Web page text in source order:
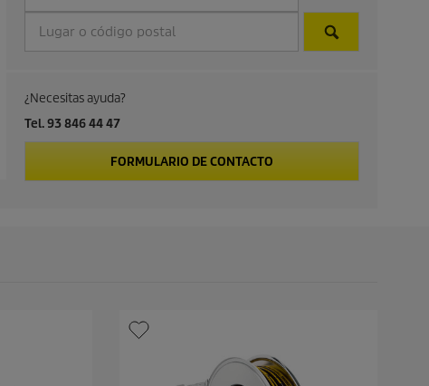
¿Necesitas ayuda?
Tel. 93 846 44 47
FORMULARIO DE CONTACTO